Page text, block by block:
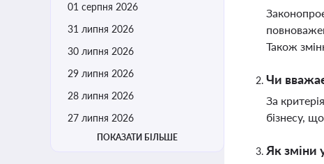
01 серпня 2026
31 липня 2026
30 липня 2026
29 липня 2026
28 липня 2026
27 липня 2026
ПОКАЗАТИ БІЛЬШЕ
Також
Чи
За
бізнесу,
Як зміни